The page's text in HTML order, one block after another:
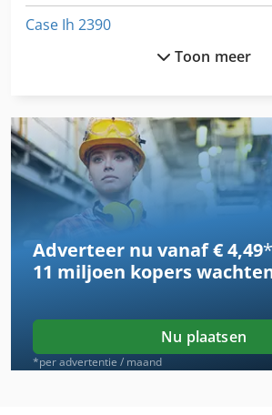
Case Ih 2390
Case Ih 5130
Case Ih 5140
Case Ih 5400
Case Ih 633
Case Ih 7120
Case Ih 7130
Case Ih 733 A
Toon meer
Adverteer nu vanaf € 4,49*
11 miljoen kopers
Nu plaatsen
*per advertentie / maand